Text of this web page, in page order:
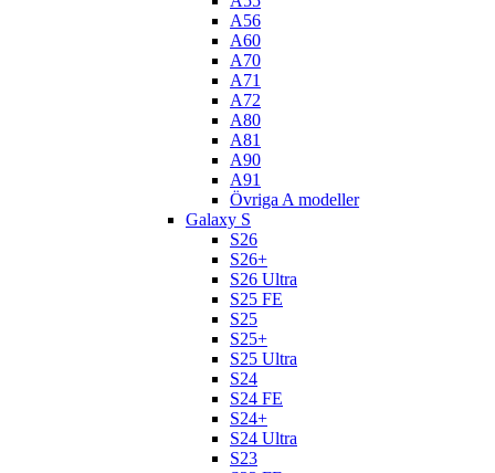
A56
A60
A70
A71
A72
A80
A81
A90
A91
Övriga A modeller
Galaxy S
S26
S26+
S26 Ultra
S25 FE
S25
S25+
S25 Ultra
S24
S24 FE
S24+
S24 Ultra
S23